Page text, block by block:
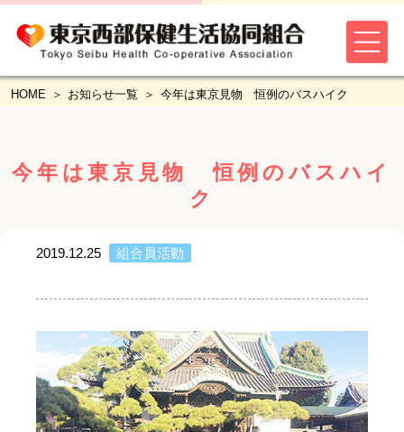
HOME お知らせ一覧 今年は東京見物 恒例のバスハイク
今年は東京見物 恒例のバスハイ
ク
2019.12.25 組合員活動